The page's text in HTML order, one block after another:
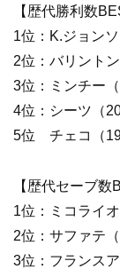
【歴代勝利数
1位：K.ジョン
2位：バリント
3位：ミンチー
4位：シーツ（
5位 チェコ（
【歴代セーブ
1位：ミコライ
2位：サファテ
3位：フランス